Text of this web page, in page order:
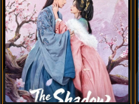
Princess Zhaoyang องค์หญิงเจา
หยาง (2026) พากย์ไทย ซับไทย
EP.1-18